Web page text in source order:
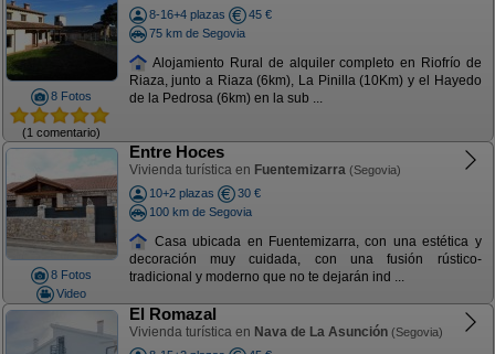
8 Fotos
(1 comentario)
8-16+4 plazas
45 €
75 km de Segovia
Alojamiento Rural de alquiler completo en Riofrío de
Riaza, junto a Riaza (6km), La Pinilla (10Km) y el Hayedo
de la Pedrosa (6km) en la sub ...
8 Fotos
Video
Entre Hoces
Vivienda turística en Fuentemizarra (Segovia)
10+2 plazas
30 €
100 km de Segovia
Casa ubicada en Fuentemizarra, con una estética y
decoración muy cuidada, con una fusión rústico-
tradicional y moderno que no te dejarán ind ...
El Romazal
Vivienda turística en Nava de La Asunción (Segovia)